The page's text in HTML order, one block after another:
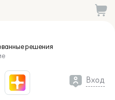
решения
Вход